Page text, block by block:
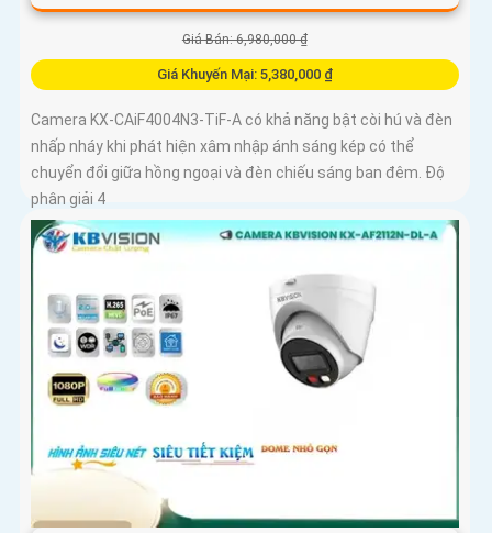
Giá Bán: 6,980,000 ₫
Giá Khuyến Mại: 5,380,000 ₫
Camera KX-CAiF4004N3-TiF-A có khả năng bật còi hú và đèn
nhấp nháy khi phát hiện xâm nhập ánh sáng kép có thể
chuyển đổi giữa hồng ngoại và đèn chiếu sáng ban đêm. Độ
phân giải 4